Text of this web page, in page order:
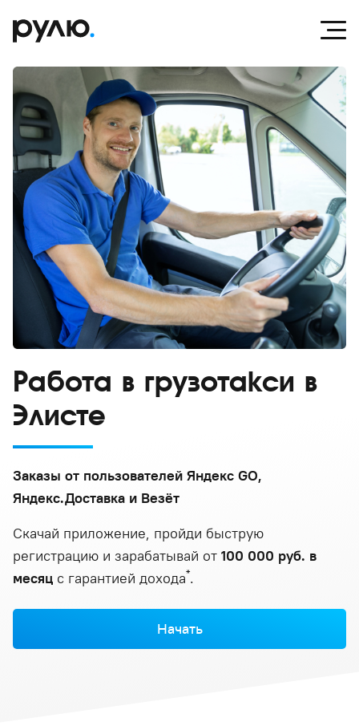
Работа в грузотакси в
Элисте
Заказы от пользователей Яндекс GO,
Яндекс.Доставка и Везёт
Скачай приложение, пройди быструю
регистрацию и зарабатывай от 100 000 руб. в
месяц с гарантией дохода*.
Начать